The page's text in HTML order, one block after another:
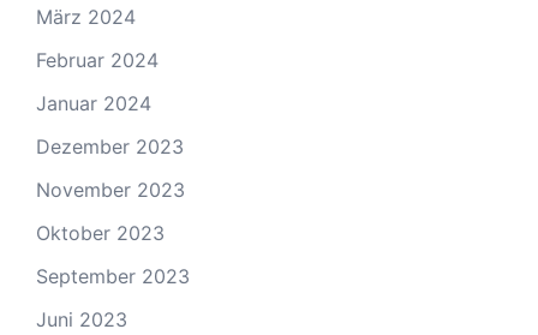
März 2024
Februar 2024
Januar 2024
Dezember 2023
November 2023
Oktober 2023
September 2023
Juni 2023